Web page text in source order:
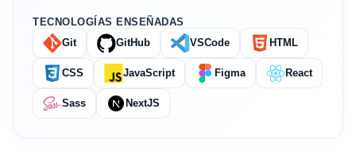
TECNOLOGÍAS ENSEÑADAS
Git
GitHub VSCode HTML
CSS JavaScript Figma React
Sass NextJS